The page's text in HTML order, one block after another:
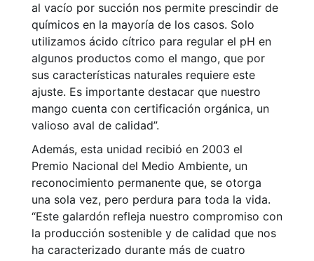
al vacío por succión nos permite prescindir de
químicos en la mayoría de los casos. Solo
utilizamos ácido cítrico para regular el pH en
algunos productos como el mango, que por
sus características naturales requiere este
ajuste. Es importante destacar que nuestro
mango cuenta con certificación orgánica, un
valioso aval de calidad”.
Además, esta unidad recibió en 2003 el
Premio Nacional del Medio Ambiente, un
reconocimiento permanente que, se otorga
una sola vez, pero perdura para toda la vida.
“Este galardón refleja nuestro compromiso con
la producción sostenible y de calidad que nos
ha caracterizado durante más de cuatro